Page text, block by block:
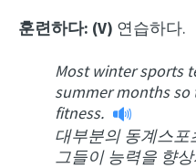
훈련하다: (V) 연습하다.
Most winter sports
summer months
fitness.
대부분의 동계스포
그들이 능력을 향